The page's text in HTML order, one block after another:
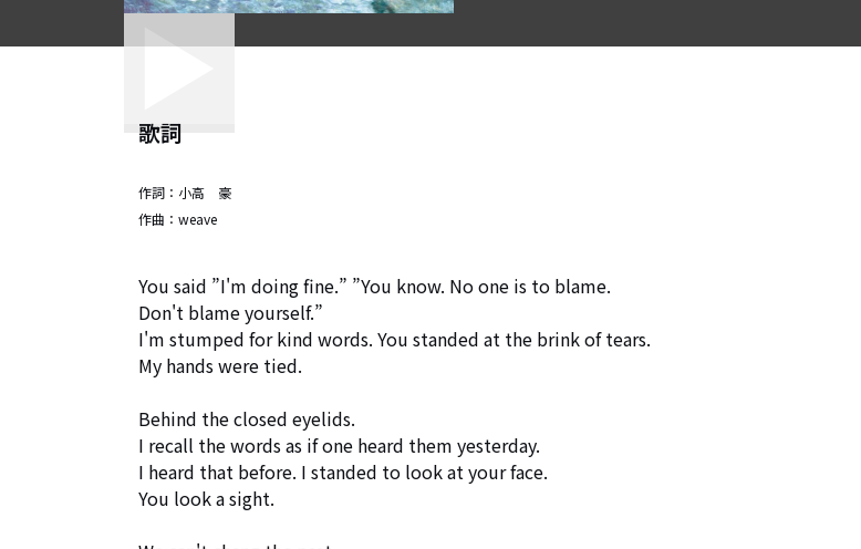
歌詞
作詞： 小高 豪
作曲： weave
You said ”I'm doing fine.” ”You know. No one is to blame.
Don't blame yourself.”
I'm stumped for kind words. You standed at the brink of tears.
My hands were tied.
Behind the closed eyelids.
I recall the words as if one heard them yesterday.
I heard that before. I standed to look at your face.
You look a sight.